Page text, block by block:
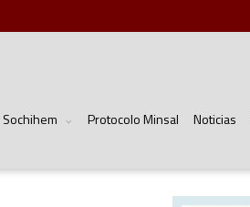
Protocolo Minsal Noticias